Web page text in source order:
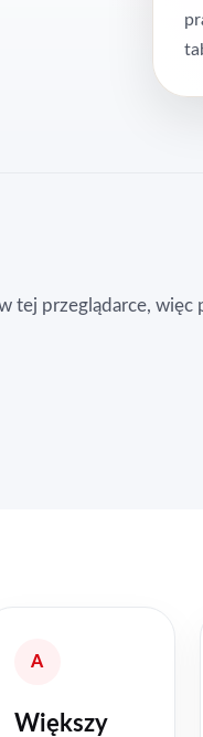
tej przeglądarce,
A
Większy